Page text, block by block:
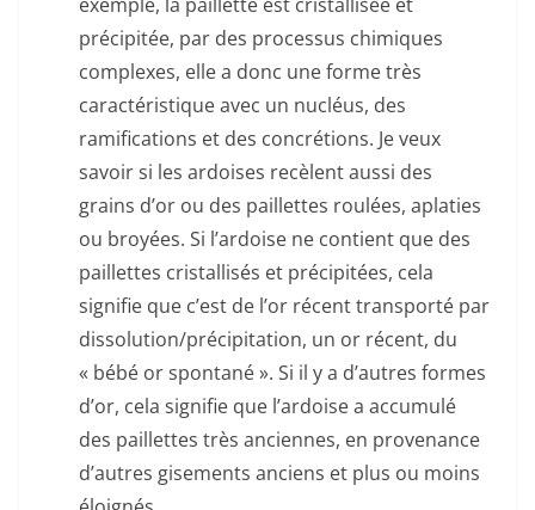
précipitée, par des processus chimiques
complexes, elle a donc une forme très
caractéristique avec un nucléus, des
ramifications et des concrétions. Je veux
savoir si les ardoises recèlent aussi des
grains d’or ou des paillettes roulées, aplaties
ou broyées. Si l’ardoise ne contient que des
paillettes cristallisés et précipitées, cela
signifie que c’est de l’or récent transporté par
dissolution/précipitation, un or récent, du
« bébé or spontané ». Si il y a d’autres formes
d’or, cela signifie que l’ardoise a accumulé
des paillettes très anciennes, en provenance
d’autres gisements anciens et plus ou moins